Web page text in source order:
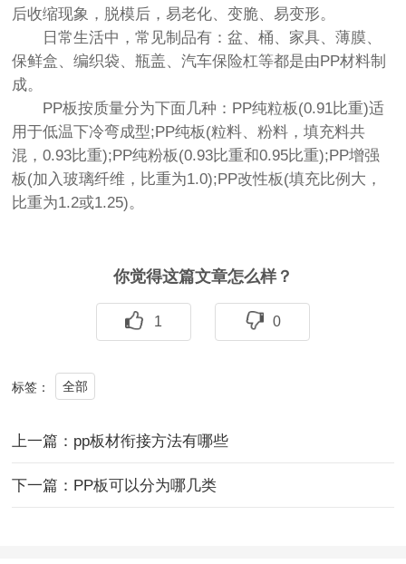
后收缩现象，脱模后，易老化、变脆、易变形。
日常生活中，常见制品有：盆、桶、家具、薄膜、
保鲜盒、编织袋、瓶盖、汽车保险杠等都是由PP材料制
成。
PP板按质量分为下面几种：PP纯粒板(0.91比重)适
用于低温下冷弯成型;PP纯板(粒料、粉料，填充料共
混，0.93比重);PP纯粉板(0.93比重和0.95比重);PP增强
板(加入玻璃纤维，比重为1.0);PP改性板(填充比例大，
比重为1.2或1.25)。
你觉得这篇文章怎么样？
1 0
标签： 全部
上一篇：pp板材衔接方法有哪些
下一篇：PP板可以分为哪几类